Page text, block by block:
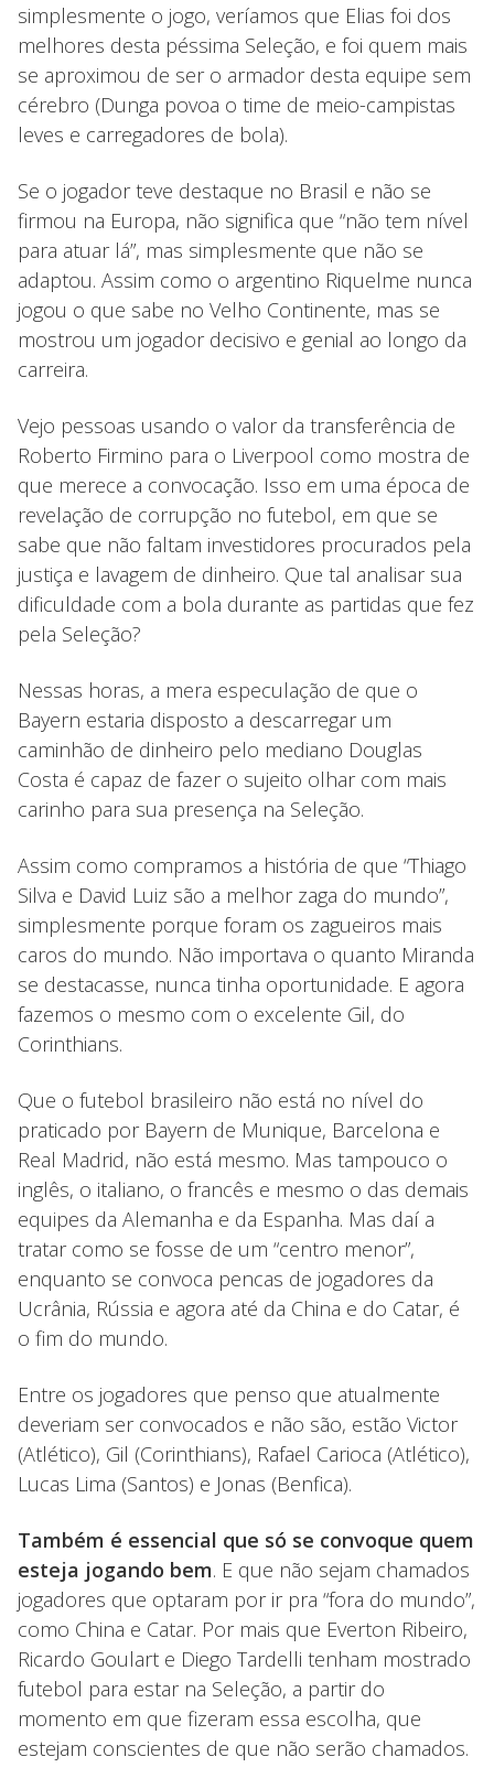
simplesmente o jogo, veríamos que Elias foi dos
melhores desta péssima Seleção, e foi quem mais
se aproximou de ser o armador desta equipe sem
cérebro (Dunga povoa o time de meio-campistas
leves e carregadores de bola).
Se o jogador teve destaque no Brasil e não se
firmou na Europa, não significa que “não tem nível
para atuar lá”, mas simplesmente que não se
adaptou. Assim como o argentino Riquelme nunca
jogou o que sabe no Velho Continente, mas se
mostrou um jogador decisivo e genial ao longo da
carreira.
Vejo pessoas usando o valor da transferência de
Roberto Firmino para o Liverpool como mostra de
que merece a convocação. Isso em uma época de
revelação de corrupção no futebol, em que se
sabe que não faltam investidores procurados pela
justiça e lavagem de dinheiro. Que tal analisar sua
dificuldade com a bola durante as partidas que fez
pela Seleção?
Nessas horas, a mera especulação de que o
Bayern estaria disposto a descarregar um
caminhão de dinheiro pelo mediano Douglas
Costa é capaz de fazer o sujeito olhar com mais
carinho para sua presença na Seleção.
Assim como compramos a história de que “Thiago
Silva e David Luiz são a melhor zaga do mundo”,
simplesmente porque foram os zagueiros mais
caros do mundo. Não importava o quanto Miranda
se destacasse, nunca tinha oportunidade. E agora
fazemos o mesmo com o excelente Gil, do
Corinthians.
Que o futebol brasileiro não está no nível do
praticado por Bayern de Munique, Barcelona e
Real Madrid, não está mesmo. Mas tampouco o
inglês, o italiano, o francês e mesmo o das demais
equipes da Alemanha e da Espanha. Mas daí a
tratar como se fosse de um “centro menor”,
enquanto se convoca pencas de jogadores da
Ucrânia, Rússia e agora até da China e do Catar, é
o fim do mundo.
Entre os jogadores que penso que atualmente
deveriam ser convocados e não são, estão Victor
(Atlético), Gil (Corinthians), Rafael Carioca (Atlético),
Lucas Lima (Santos) e Jonas (Benfica).
Também é essencial que só se convoque quem
esteja jogando bem. E que não sejam chamados
jogadores que optaram por ir pra “fora do mundo”,
como China e Catar. Por mais que Everton Ribeiro,
Ricardo Goulart e Diego Tardelli tenham mostrado
futebol para estar na Seleção, a partir do
momento em que fizeram essa escolha, que
estejam conscientes de que não serão chamados.